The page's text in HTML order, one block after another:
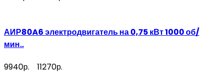
АИР80A6 электродвигатель на 0,75 кВт 1000 об/
мин..
9940р. 11270р.